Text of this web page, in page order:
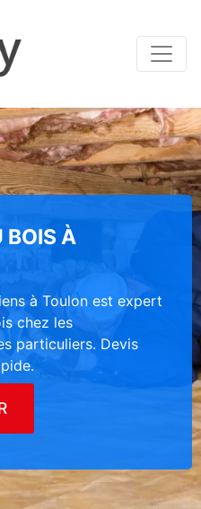
BOIS À
à Toulon est expert
chez les
particuliers. Devis